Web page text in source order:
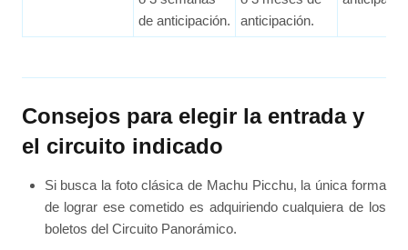
de anticipación.
anticipación.
Consejos para elegir la entrada y
el circuito indicado
Si busca la foto clásica de Machu Picchu, la única forma
de lograr ese cometido es adquiriendo cualquiera de los
boletos del Circuito Panorámico.